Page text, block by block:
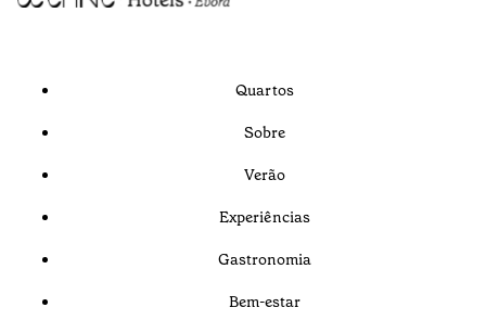
Quartos
Sobre
Verão
Experiências
Gastronomia
Bem-estar